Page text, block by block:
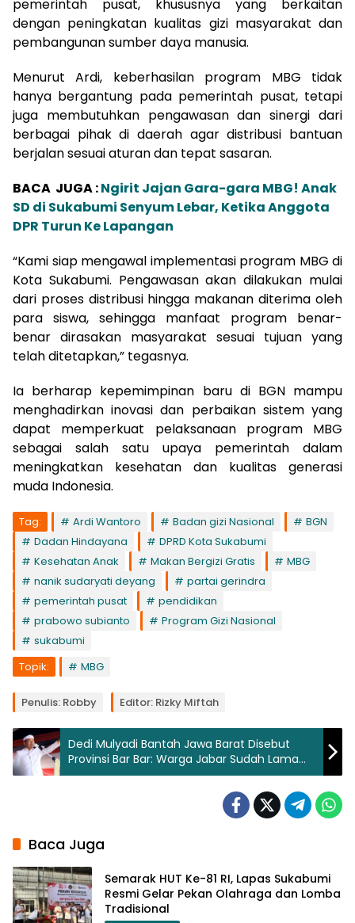
pemerintah pusat, khususnya yang berkaitan
dengan peningkatan kualitas gizi masyarakat dan
pembangunan sumber daya manusia.
Menurut Ardi, keberhasilan program MBG tidak
hanya bergantung pada pemerintah pusat, tetapi
juga membutuhkan pengawasan dan sinergi dari
berbagai pihak di daerah agar distribusi bantuan
berjalan sesuai aturan dan tepat sasaran.
BACA JUGA :Ngirit Jajan Gara-gara MBG! Anak
SD di Sukabumi Senyum Lebar, Ketika Anggota
DPR Turun Ke Lapangan
“Kami siap mengawal implementasi program MBG di
Kota Sukabumi. Pengawasan akan dilakukan mulai
dari proses distribusi hingga makanan diterima oleh
para siswa, sehingga manfaat program benar-
benar dirasakan masyarakat sesuai tujuan yang
telah ditetapkan,” tegasnya.
Ia berharap kepemimpinan baru di BGN mampu
menghadirkan inovasi dan perbaikan sistem yang
dapat memperkuat pelaksanaan program MBG
sebagai salah satu upaya pemerintah dalam
meningkatkan kesehatan dan kualitas generasi
muda Indonesia.
Tag: Ardi Wantoro Badan gizi Nasional
BGN
Dadan Hindayana
DPRD Kota Sukabumi
Kesehatan Anak
Makan Bergizi Gratis
MBG
nanik sudaryati deyang
partai gerindra
pemerintah pusat
pendidikan
prabowo subianto
Program Gizi Nasional
sukabumi
Topik:
MBG
Penulis: Robby Editor: Rizky Miftah
Dedi Mulyadi Bantah Jawa Barat Disebut
Provinsi Bar Bar: Warga Jabar Sudah Lama
Toleran
Baca Juga
Semarak HUT Ke-81 RI, Lapas Sukabumi
Resmi Gelar Pekan Olahraga dan Lomba
Tradisional